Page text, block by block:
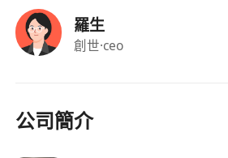
5. 擁有香港合法工作身份及簽證。
優先考慮
羅生
創世·ceo
公司簡介